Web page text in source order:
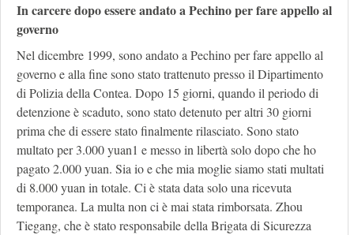
In carcere dopo essere andato a Pechino per fare appello al
governo
Nel dicembre 1999, sono andato a Pechino per fare appello al
governo e alla fine sono stato trattenuto presso il Dipartimento
di Polizia della Contea. Dopo 15 giorni, quando il periodo di
detenzione è scaduto, sono stato detenuto per altri 30 giorni
prima che di essere stato finalmente rilasciato. Sono stato
multato per 3.000 yuan1 e messo in libertà solo dopo che ho
pagato 2.000 yuan. Sia io e che mia moglie siamo stati multati
di 8.000 yuan in totale. Ci è stata data solo una ricevuta
temporanea. La multa non ci è mai stata rimborsata. Zhou
Tiegang, che è stato responsabile della Brigata di Sicurezza